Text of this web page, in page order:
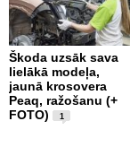
Škoda uzsāk sava
lielākā modeļa,
jaunā krosovera
Peaq, ražošanu (+
FOTO)
1